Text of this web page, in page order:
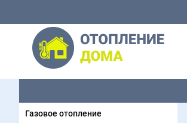
Газовое отопление